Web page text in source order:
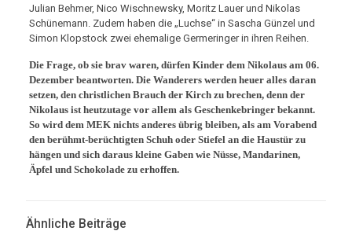
Julian Behmer, Nico Wischnewsky, Moritz Lauer und Nikolas
Schünemann. Zudem haben die „Luchse“ in Sascha Günzel und
Simon Klopstock zwei ehemalige Germeringer in ihren Reihen.
Die Frage, ob sie brav waren, dürfen Kinder dem Nikolaus am 06.
Dezember beantworten. Die Wanderers werden heuer alles daran
setzen, den christlichen Brauch der Kirch zu brechen, denn der
Nikolaus ist heutzutage vor allem als Geschenkebringer bekannt.
So wird dem MEK nichts anderes übrig bleiben, als am Vorabend
den berühmt-berüchtigten Schuh oder Stiefel an die Haustür zu
hängen und sich daraus kleine Gaben wie Nüsse, Mandarinen,
Äpfel und Schokolade zu erhoffen.
Ähnliche Beiträge